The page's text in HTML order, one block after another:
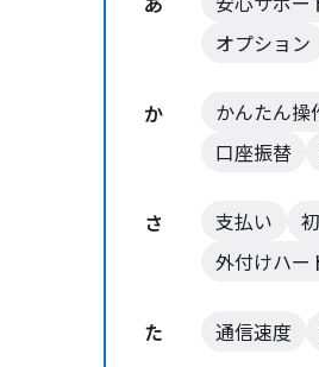
オプション
か かんたん操
口座振替
さ 支払い
外付けハー
た 通信速度